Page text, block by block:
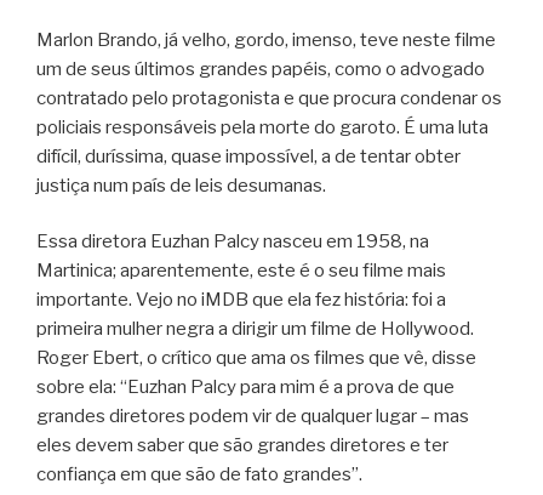
Marlon Brando, já velho, gordo, imenso, teve neste filme
um de seus últimos grandes papéis, como o advogado
contratado pelo protagonista e que procura condenar os
policiais responsáveis pela morte do garoto. É uma luta
difícil, duríssima, quase impossível, a de tentar obter
justiça num país de leis desumanas.
Essa diretora Euzhan Palcy nasceu em 1958, na
Martinica; aparentemente, este é o seu filme mais
importante. Vejo no iMDB que ela fez história: foi a
primeira mulher negra a dirigir um filme de Hollywood.
Roger Ebert, o crítico que ama os filmes que vê, disse
sobre ela: “Euzhan Palcy para mim é a prova de que
grandes diretores podem vir de qualquer lugar – mas
eles devem saber que são grandes diretores e ter
confiança em que são de fato grandes”.